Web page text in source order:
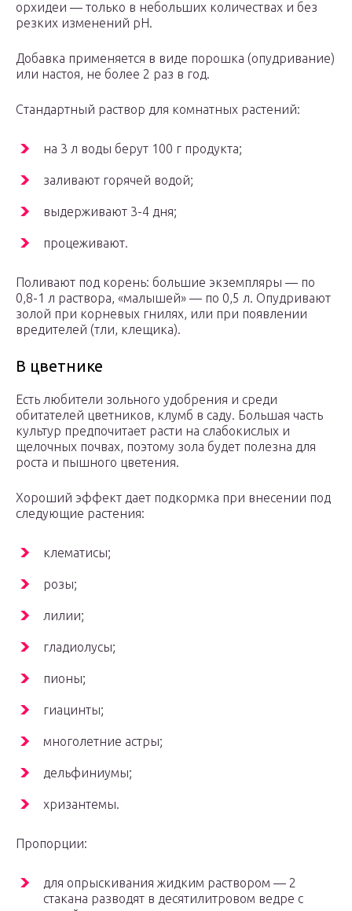
орхидеи — только в небольших количествах и без
резких изменений pH.
Добавка применяется в виде порошка (опудривание)
или настоя, не более 2 раз в год.
Стандартный раствор для комнатных растений:
на 3 л воды берут 100 г продукта;
заливают горячей водой;
выдерживают 3-4 дня;
процеживают.
Поливают под корень: большие экземпляры — по
0,8-1 л раствора, «малышей» — по 0,5 л. Опудривают
золой при корневых гнилях, или при появлении
вредителей (тли, клещика).
В цветнике
Есть любители зольного удобрения и среди
обитателей цветников, клумб в саду. Большая часть
культур предпочитает расти на слабокислых и
щелочных почвах, поэтому зола будет полезна для
роста и пышного цветения.
Хороший эффект дает подкормка при внесении под
следующие растения:
клематисы;
розы;
лилии;
гладиолусы;
пионы;
гиацинты;
многолетние астры;
дельфиниумы;
хризантемы.
Пропорции:
для опрыскивания жидким раствором — 2
стакана разводят в десятилитровом ведре с